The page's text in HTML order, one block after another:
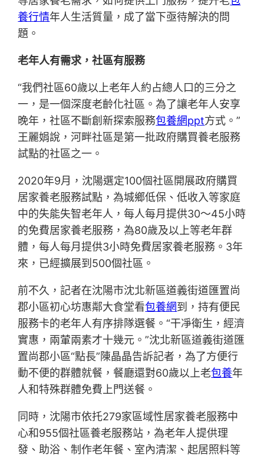
養行情年人生活質量，成了當下亟待解決的問
題。
老年人有需求，社區有服務
“我們社區60歲以上老年人約占總人口的三分之
一，是一個深度老齡化社區。為了讓老年人安享
晚年，社區不斷創新探索服務包養網ppt方式。”
王麗娟說，河畔社區是第一批政府購買養老服務
試點的社區之一。
2020年9月，沈陽選定100個社區開展政府購買
居家養老服務試點，為城鄉低保、低收入等家庭
中的失能失智老年人，每人每月提供30～45小時
的免費居家養老服務，為80歲及以上等老年群
體，每人每月提供3小時免費居家養老服務。3年
來，已經擴展到500個社區。
前不久，記者在沈陽市沈北新區道義街道匯置尚
郡小區初心坊惠鄰大食堂看包養網到，持有便民
服務卡的老年人有序排隊選餐。“干凈衛生，經濟
實惠，兩葷兩素才十幾元。”沈北新區道義街道匯
置尚郡小區“點長”陳晶晶告訴記者，為了方便行
動不便的群體就餐，餐廳還對60歲以上老包養年
人和特殊群體免費上門送餐。
同時，沈陽市依托279家區域性居家養老服務中
心和955個社區養老服務站，為老年人提供理
發、助浴、制作老年餐、室內清潔、起居照料等